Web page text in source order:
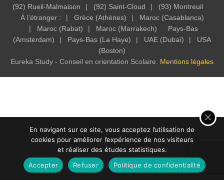
(92) Rueil-Malmaison
(92) Saint-Cloud
(93) Montreuil
À l’étranger :
Grèce (Athènes)
Maroc (Casablanca)
Maroc (Rabat)
Maroc (Marrakech)
Pays-Bas
(Amsterdam)
Pays-Bas (La Haye) UAE (Dubaï)
USA
(Boston)
Eureka Study - Conseil en orientation Scolaire. Mentions légales
En navigant sur ce site, vous acceptez l’utilisation de
cookies pour améliorer l’expérience de nos visiteurs
et réaliser des études statistiques.
Accepter
Refuser Politique de confidentialité